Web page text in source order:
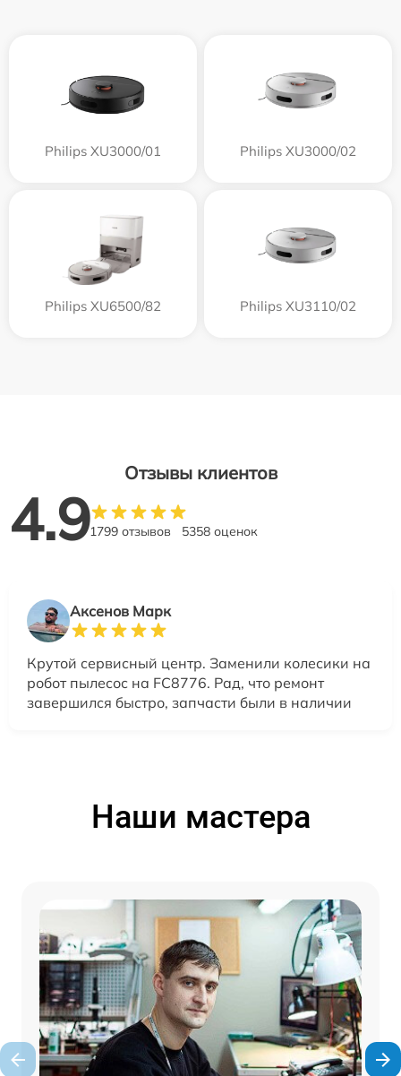
Philips XU3000/01 Philips XU3000/02
Philips XU6500/82 Philips XU3110/02
Отзывы клиентов
4.91799 отзывов 5358 оценок
Аксенов Марк
Крутой сервисный центр. Заменили колесики на
робот пылесос на FC8776. Рад, что ремонт
завершился быстро, запчасти были в наличии
Наши мастера